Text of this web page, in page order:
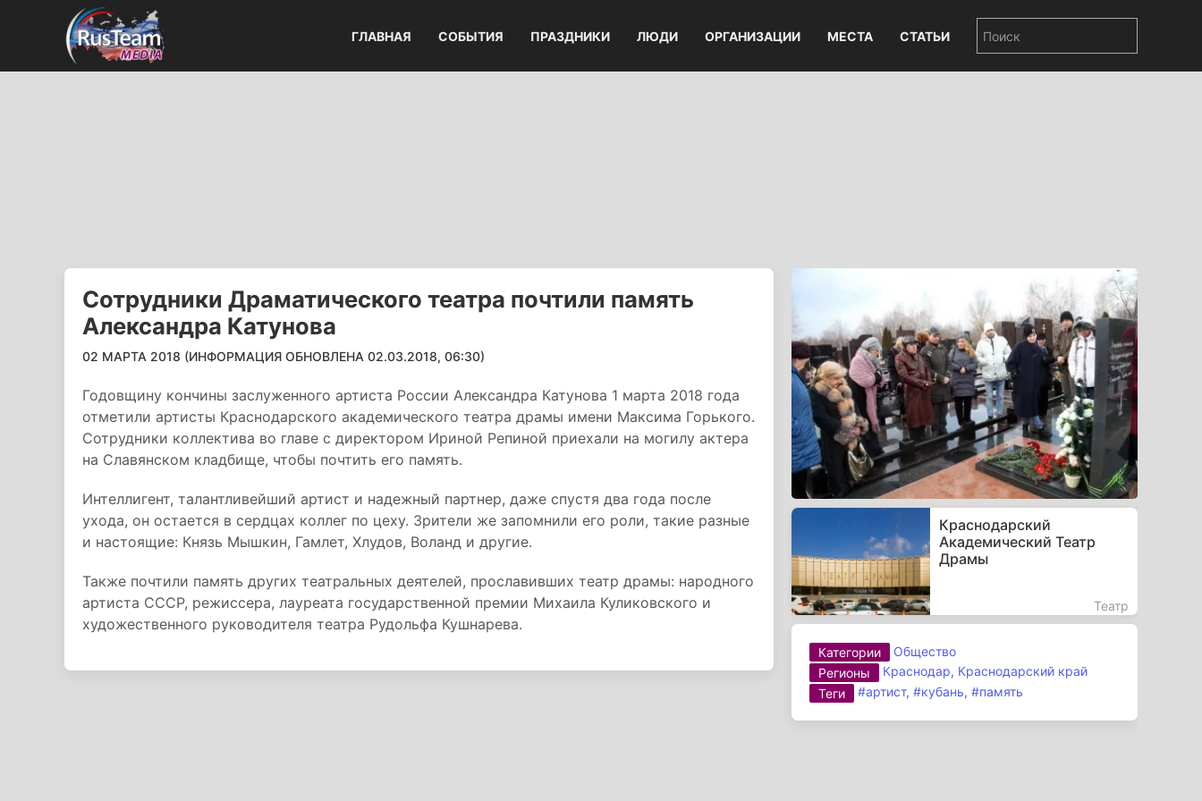
ГЛАВНАЯ СОБЫТИЯ ПРАЗДНИКИ ЛЮДИ ОРГАНИЗАЦИИ МЕСТА СТАТЬИ
Сотрудники Драматического театра почтили память
Александра Катунова
02 МАРТА 2018 (ИНФОРМАЦИЯ ОБНОВЛЕНА 02.03.2018, 06:30)
Годовщину кончины заслуженного артиста России Александра Катунова 1 марта 2018 года
отметили артисты Краснодарского академического театра драмы имени Максима Горького.
Сотрудники коллектива во главе с директором Ириной Репиной приехали на могилу актера
на Славянском кладбище, чтобы почтить его память.
Интеллигент, талантливейший артист и надежный партнер, даже спустя два года после
ухода, он остается в сердцах коллег по цеху. Зрители же запомнили его роли, такие разные
и настоящие: Князь Мышкин, Гамлет, Хлудов, Воланд и другие.
Также почтили память других театральных деятелей, прославивших театр драмы: народного
артиста СССР, режиссера, лауреата государственной премии Михаила Куликовского и
художественного руководителя театра Рудольфа Кушнарева.
Краснодарский
Академический Театр
Драмы
Театр
Категории
Общество
Регионы
Краснодар, Краснодарский край
Теги
#артист,#кубань,#память